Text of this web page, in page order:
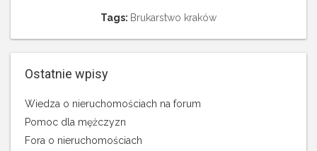
Tags: Brukarstwo kraków
Ostatnie wpisy
Wiedza o nieruchomościach na forum
Pomoc dla mężczyzn
Fora o nieruchomościach